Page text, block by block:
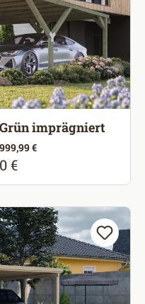
imprägniert
€
Preis:
€